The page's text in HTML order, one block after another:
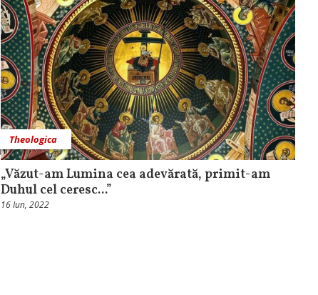
Theologica
„Văzut-am Lumina cea adevărată, primit-am
Duhul cel ceresc...”
16 Iun, 2022